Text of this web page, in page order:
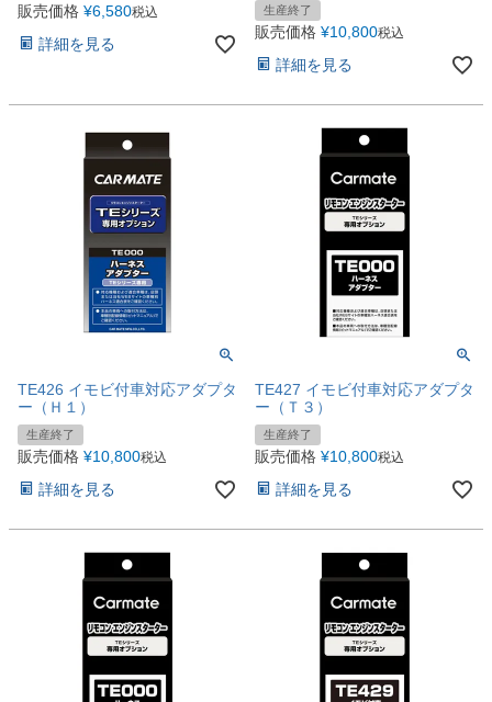
販売価格 ¥6,580税込
詳細を見る
生産終了
販売価格 ¥10,800税込
詳細を見る
TE426 イモビ付車対応アダプタ
ー（Ｈ１）
生産終了
販売価格 ¥10,800税込
詳細を見る
TE427 イモビ付車対応アダプタ
ー（Ｔ３）
生産終了
販売価格 ¥10,800税込
詳細を見る